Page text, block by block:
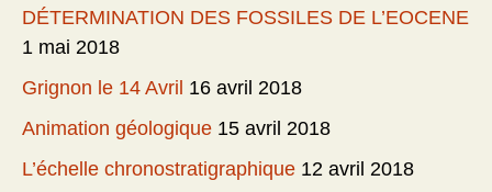
DÉTERMINATION DES FOSSILES DE L’EOCENE
1 mai 2018
Grignon le 14 Avril 16 avril 2018
Animation géologique 15 avril 2018
L’échelle chronostratigraphique 12 avril 2018